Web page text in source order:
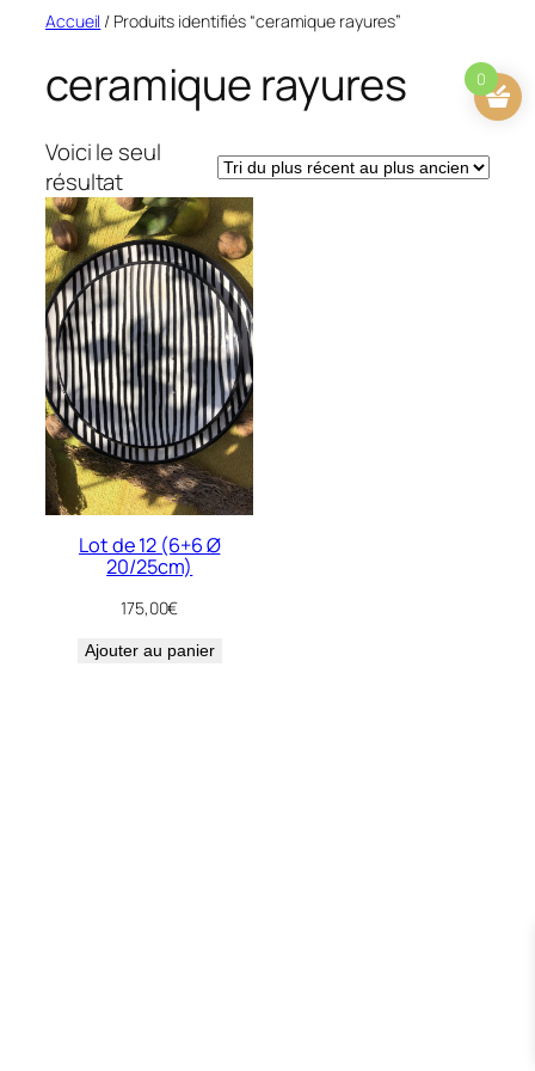
Aller
contenu
Accueil / Produits identifiés “ceramique rayures”
ceramique rayures
Voici le seul
résultat
Lot de 12 (6+6 Ø
20/25cm)
175,00€
Ajouter au panier
0